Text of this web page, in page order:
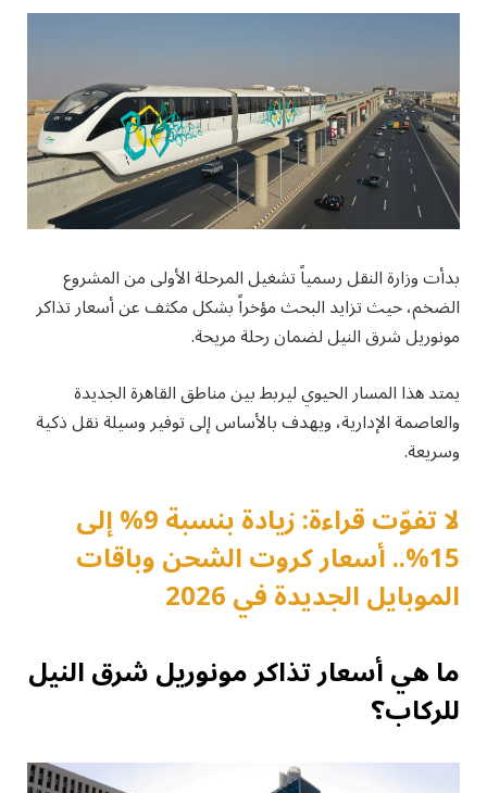
بدأت وزارة النقل رسمياً تشغيل المرحلة الأولى من المشروع
الضخم، حيث تزايد البحث مؤخراً بشكل مكثف عن أسعار تذاكر
مونوريل شرق النيل لضمان رحلة مريحة.
يمتد هذا المسار الحيوي ليربط بين مناطق القاهرة الجديدة
والعاصمة الإدارية، ويهدف بالأساس إلى توفير وسيلة نقل ذكية
وسريعة.
لا تفوّت قراءة: زيادة بنسبة 9% إلى
15%.. أسعار كروت الشحن وباقات
الموبايل الجديدة في 2026
ما هي أسعار تذاكر مونوريل شرق النيل
للركاب؟